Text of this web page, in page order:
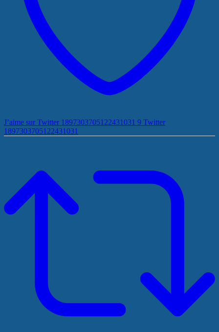
J’aime sur Twitter 1897303705122431031 9 Twitter
1897303705122431031